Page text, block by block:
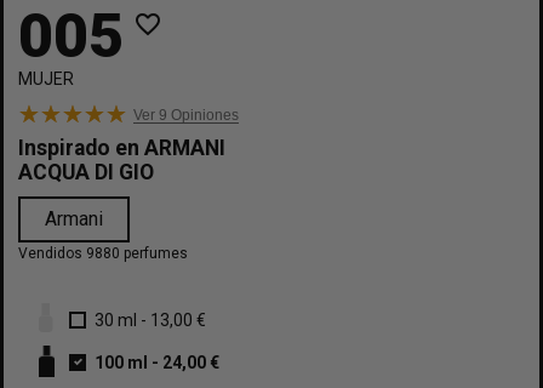
005 favorite_border
MUJER
Ver 9 Opiniones
Inspirado en ARMANI
ACQUA DI GIO
Armani
Vendidos 9880 perfumes
30 ml - 13,00 €
100 ml - 24,00 €